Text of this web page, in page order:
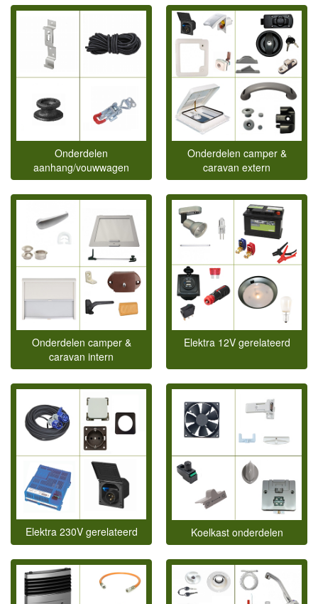
Onderdelen
aanhang/vouwwagen
Onderdelen camper &
caravan extern
Onderdelen camper &
caravan intern
Elektra 12V gerelateerd
Elektra 230V gerelateerd Koelkast onderdelen